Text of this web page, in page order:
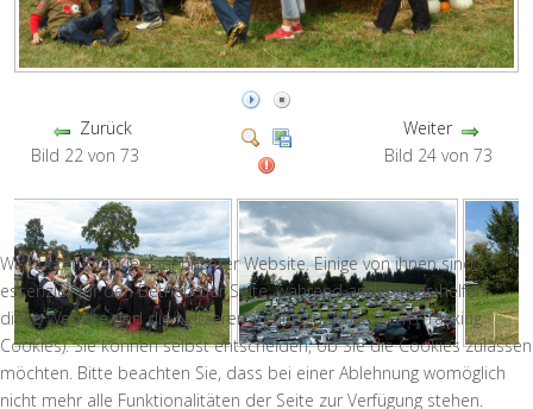
Zurück
Bild 22 von 73
Weiter
Bild 24 von 73
Wir nutzen Cookies auf unserer Website. Einige von ihnen sind
essenziell für den Betrieb der Seite, während andere uns helfen,
diese Website und die Nutzererfahrung zu verbessern (Tracking
Cookies). Sie können selbst entscheiden, ob Sie die Cookies zulassen
möchten. Bitte beachten Sie, dass bei einer Ablehnung womöglich
nicht mehr alle Funktionalitäten der Seite zur Verfügung stehen.